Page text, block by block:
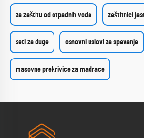
za zaštitu od otpadnih voda zaštitnici
seti za duge osnovni uslovi za spavanje
masovne prekrivice za madrace